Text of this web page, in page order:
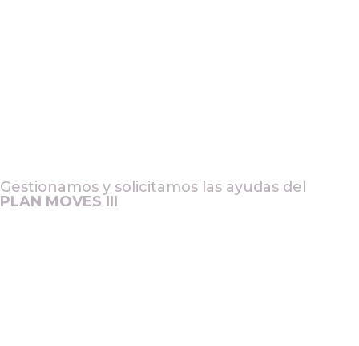
Gestionamos y solicitamos las ayudas del
PLAN MOVES III